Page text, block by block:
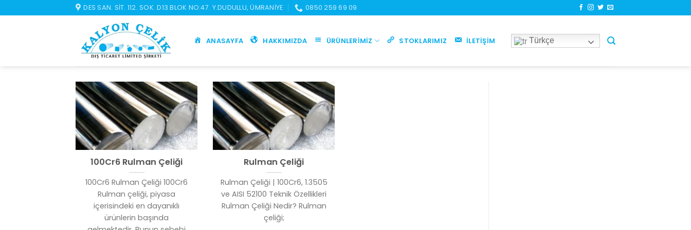
atla
DES SAN. SIT. 112. SOK. D13 BLOK NO:47. Y.DUDULLU, ÜMRANIYE 0850 259 69 09
ANASAYFA HAKKIMIZDA ÜRÜNLERIMIZ STOKLARIMIZ İLETIŞIM Türkçe
100Cr6 Rulman Çeliği
100Cr6 Rulman Çeliği 100Cr6
Rulman çeliği, piyasa
içerisindeki en dayanıklı
ürünlerin başında
Rulman Çeliği
Rulman Çeliği | 100Cr6, 1.3505
ve AISI 52100 Teknik Özellikleri
Rulman Çeliği Nedir? Rulman
çeliği;